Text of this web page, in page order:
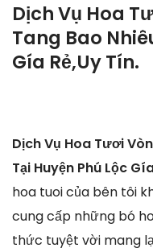
Dịch Vụ Hoa
Tang Bao
Gía Rẻ,Uy Tín.
Dịch Vụ Hoa Tươi
Tại Huyện Phú Lộc
hoa tuoi của bên tôi
cung cấp những bó
thức tuyệt vời mang